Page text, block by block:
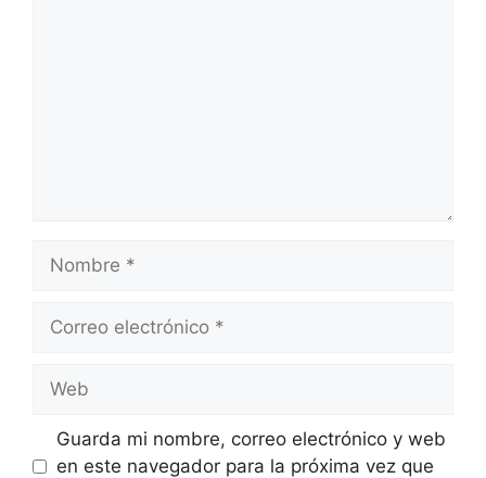
electrónico
Guarda mi nombre, correo electrónico y web
en este navegador para la próxima vez que